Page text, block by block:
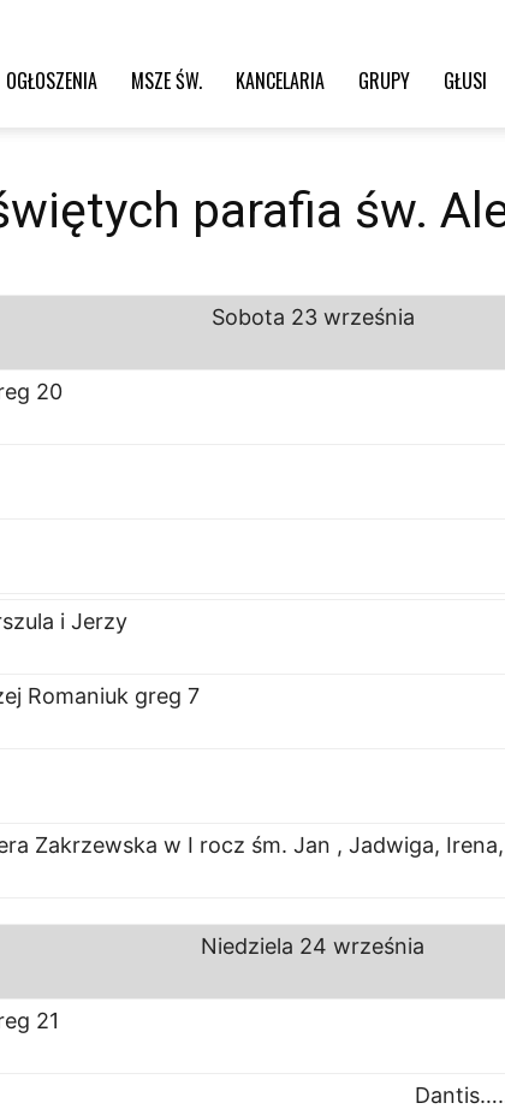
OGŁOSZENIA MSZE ŚW. KANCELARIA GRUPY GŁUSI
parafia św.
Sobota 23 września
20
i Jerzy
Romaniuk greg 7
Zakrzewska w I rocz śm. Jan , Jadwiga,
Niedziela 24 września
21